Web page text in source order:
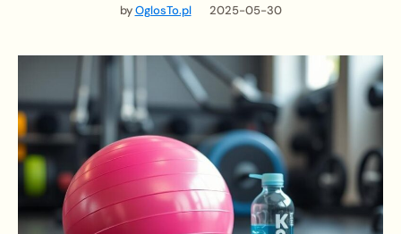
byOglosTo.pl 2025-05-30